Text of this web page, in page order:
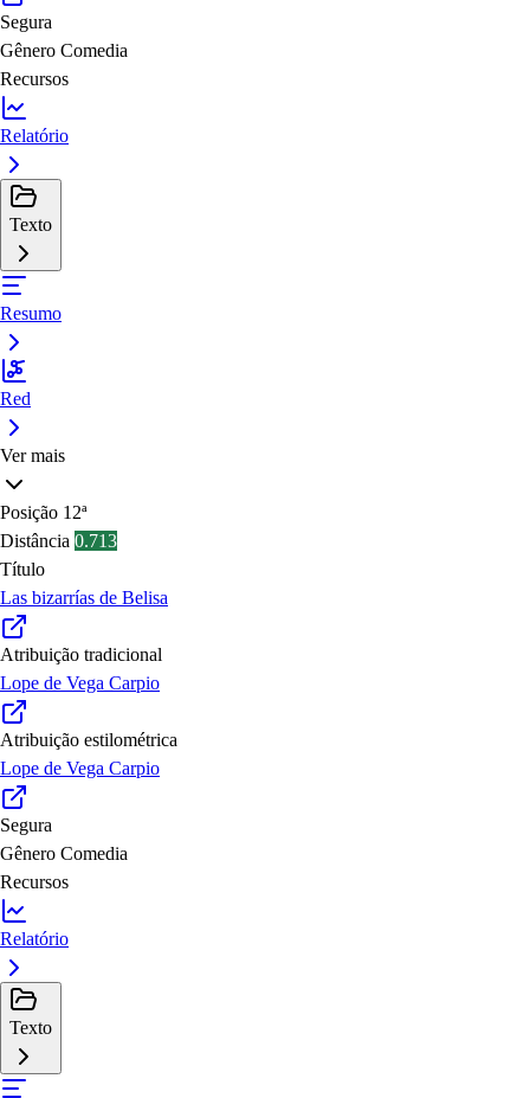
Segura
Gênero Comedia
Recursos
Relatório
Texto
Resumo
Red
Ver mais
Posição 12ª
Distância 0.713
Título
Las bizarrías de Belisa
Atribuição tradicional
Lope de Vega Carpio
Atribuição estilométrica
Lope de Vega Carpio
Segura
Gênero Comedia
Recursos
Relatório
Texto